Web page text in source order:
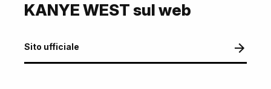
KANYE WEST sul web
Sito ufficiale